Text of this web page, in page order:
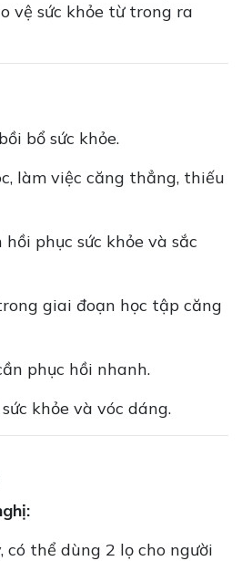
vệ sức khỏe từ trong ra
bổ sức khỏe.
làm việc căng thẳng, thiếu
phục sức khỏe và sắc
giai đoạn học tập căng
phục hồi nhanh.
khỏe và vóc dáng.
có thể dùng 2 lọ cho người